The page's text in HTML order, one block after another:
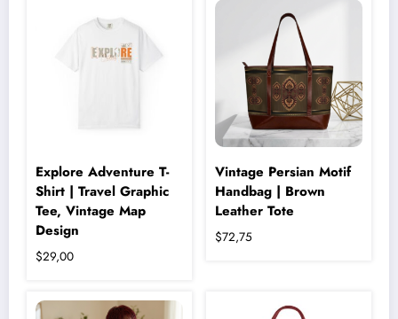
Explore Adventure T-
Shirt | Travel Graphic
Tee, Vintage Map
Design
$29,00
Vintage Persian Motif
Handbag | Brown
Leather Tote
$72,75